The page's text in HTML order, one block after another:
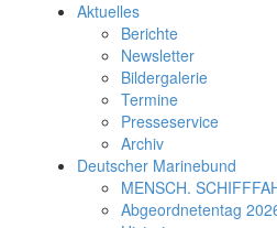
Aktuelles
Berichte
Newsletter
Bildergalerie
Termine
Presseservice
Archiv
Deutscher Marinebund
MENSCH.
Abgeordnetentag